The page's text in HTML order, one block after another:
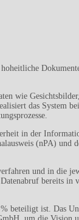
wie
das System
in der
(nPA) und
und in die
bereits in
beteiligt ist. Das